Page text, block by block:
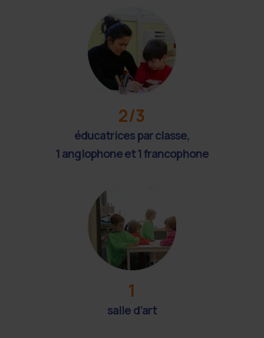
2/3
éducatrices par classe,
1 anglophone et 1 francophone
1
salle d’art